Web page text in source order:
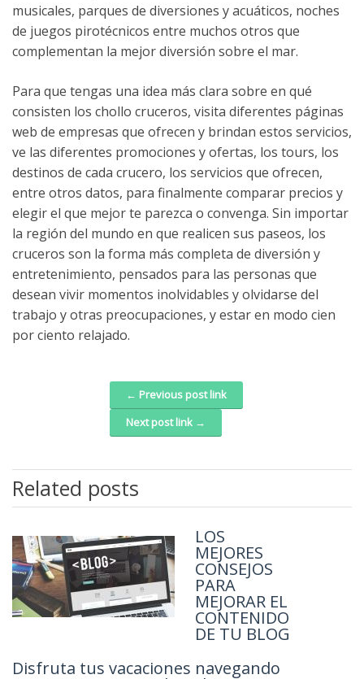
musicales, parques de diversiones y acuáticos, noches
de juegos pirotécnicos entre muchos otros que
complementan la mejor diversión sobre el mar.
Para que tengas una idea más clara sobre en qué
consisten los chollo cruceros, visita diferentes páginas
web de empresas que ofrecen y brindan estos servicios,
ve las diferentes promociones y ofertas, los tours, los
destinos de cada crucero, los servicios que ofrecen,
entre otros datos, para finalmente comparar precios y
elegir el que mejor te parezca o convenga. Sin importar
la región del mundo en que realicen sus paseos, los
cruceros son la forma más completa de diversión y
entretenimiento, pensados para las personas que
desean vivir momentos inolvidables y olvidarse del
trabajo y otras preocupaciones, y estar en modo cien
por ciento relajado.
Post navigation← Previous post link
Next post link →
Related posts
LOS
MEJORES
CONSEJOS
PARA
MEJORAR EL
CONTENIDO
DE TU BLOG
Disfruta tus vacaciones navegando